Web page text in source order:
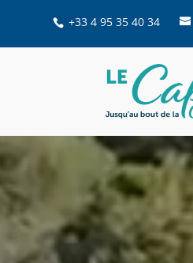
+33 4 95 35 40 34
Lecteur